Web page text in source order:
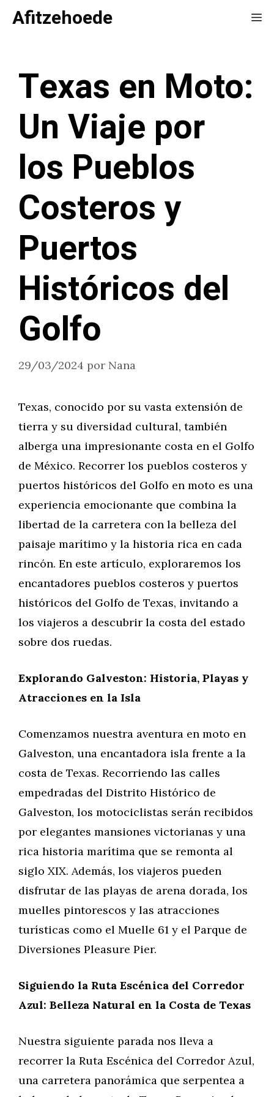
Saltar
Afitzehoede
Texas en Moto:
Un Viaje por
los Pueblos
Costeros y
Puertos
Históricos del
Golfo
29/03/2024 por Nana
Texas, conocido por su vasta extensión de
tierra y su diversidad cultural, también
alberga una impresionante costa en el Golfo
de México. Recorrer los pueblos costeros y
puertos históricos del Golfo en moto es una
experiencia emocionante que combina la
libertad de la carretera con la belleza del
paisaje marítimo y la historia rica en cada
rincón. En este artículo, exploraremos los
encantadores pueblos costeros y puertos
históricos del Golfo de Texas, invitando a
los viajeros a descubrir la costa del estado
sobre dos ruedas.
Explorando Galveston: Historia, Playas y
Atracciones en la Isla
Comenzamos nuestra aventura en moto en
Galveston, una encantadora isla frente a la
costa de Texas. Recorriendo las calles
empedradas del Distrito Histórico de
Galveston, los motociclistas serán recibidos
por elegantes mansiones victorianas y una
rica historia marítima que se remonta al
siglo XIX. Además, los viajeros pueden
disfrutar de las playas de arena dorada, los
muelles pintorescos y las atracciones
turísticas como el Muelle 61 y el Parque de
Diversiones Pleasure Pier.
Siguiendo la Ruta Escénica del Corredor
Azul: Belleza Natural en la Costa de Texas
Nuestra siguiente parada nos lleva a
recorrer la Ruta Escénica del Corredor Azul,
una carretera panorámica que serpentea a